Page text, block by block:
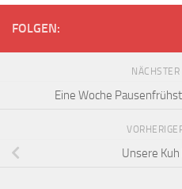
FOLGEN:
Eine Woche
Unsere